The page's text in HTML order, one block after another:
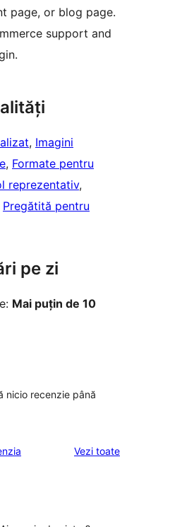
page, or blog page.
support and
, Imagini
, Formate pentru
reprezentativ
Pregătită pentru
pe zi
Mai puțin de 10
nicio recenzie până
Vezi toaterecenziile